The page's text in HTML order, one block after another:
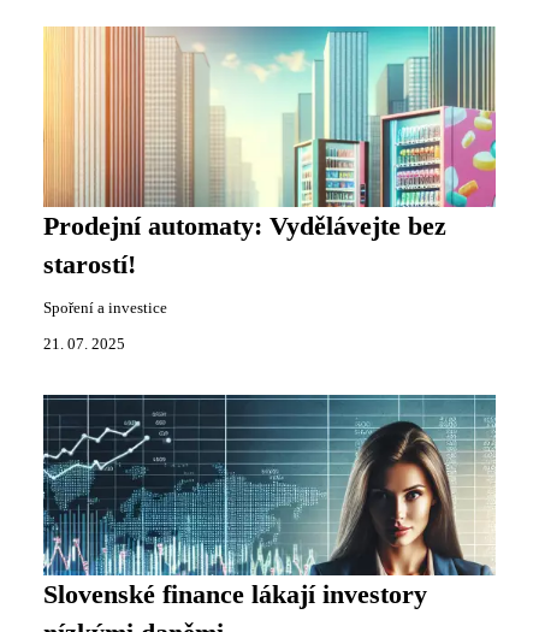
Prodejní automaty: Vydělávejte bez
starostí!
Spoření a investice
21. 07. 2025
Slovenské finance lákají investory